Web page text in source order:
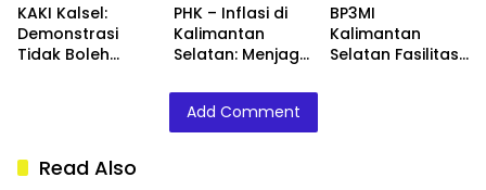
KAKI Kalsel:
Demonstrasi
Tidak Boleh
PHK – Inflasi di
Kalimantan
Selatan: Menjaga
dengan
Penguatan
Ekonomi Daerah
BP3MI
Kalimantan
Selatan Fasilitasi
Add Comment
Read Also